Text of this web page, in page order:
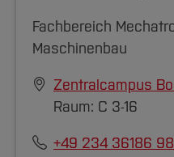
Fachbereich
Maschinenbau
Zentralcampus
Raum: C 3-16
+49 234 36186